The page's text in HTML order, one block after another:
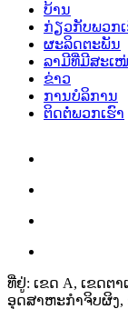
ບ້ານ
ກ່ຽວກັບພວກ
ຜະລິດຕະພັນ
ລາມີທີ່ມີສະເໜ່
ຂ່າວ
ການບໍລິການ
ຕິດຕໍ່ພວກເຮົາ
ທີ່ຢູ່: ເຂດ A, ເຂດຕ
ອຸດສາຫະກຳຈິບຜິງ,